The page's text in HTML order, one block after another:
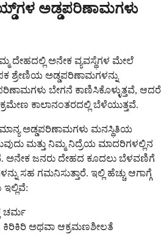
ಅಡ್ಡಪರಿಣಾಮಗಳು
ದೇಹದಲ್ಲಿ ಅನೇಕ ವ್ಯವಸ್ಥೆಗಳ ಮೇಲೆ
ಶ್ರೇಣಿಯ ಅಡ್ಡಪರಿಣಾಮಗಳನ್ನು
ಬೇಗನೆ ಕಾಣಿಸಿಕೊಳ್ಳುತ್ತವೆ, ಆದರೆ
ಕಾಲಾನಂತರದಲ್ಲಿ ಬೆಳೆಯುತ್ತವೆ.
ಅಡ್ಡಪರಿಣಾಮಗಳು ಮನಸ್ಥಿತಿಯ
ಮತ್ತು ನಿಮ್ಮ ನಿದ್ರೆಯ ಮಾದರಿಗಳಲ್ಲಿನ
ಅನೇಕ ಜನರು ದೇಹದ ಕೂದಲು ಬೆಳವಣಿಗೆ
ಸಹ ಗಮನಿಸುತ್ತಾರೆ. ಇಲ್ಲಿ ಹೆಚ್ಚು ಆಗಾಗ್ಗೆ
ಚರ್ಮ
ಅಥವಾ ಆಕ್ರಮಣಶೀಲತೆ